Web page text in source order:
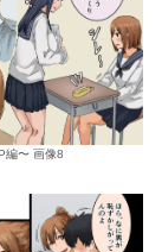
編〜 画像8